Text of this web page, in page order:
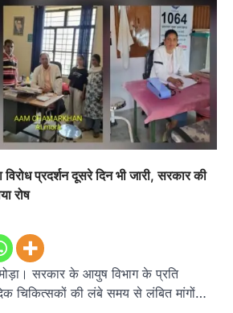
प्रदर्शन दूसरे दिन भी जारी, सरकार की
रोष
सरकार के आयुष विभाग के प्रति
चिकित्सकों की लंबे समय से लंबित मांगों…
तड़ागताल में आयोजित सेवा पखवाड़ा शिविर में 954 लोगों
ने किया प्रतिभाग जिलाधिकारी अंशुल सिंह…
अल्मोड़ा उत्तराखण्ड कुमाऊं ख़बरें धार्मिक
मानिला देवी मंदिर में श्रीमद्भागवत कथा के चतुर्थ
धूमधाम से मनाया गया श्रीकृष्ण जन्मोत्सव,
मंत्री कैलाश पंत ने किया कथा श्रवण
Admin August 6, 2026
श्रीमद्भागवत कथा के चतुर्थ दिवस गुरुवार को…
में शिक्षा-स्वास्थ्य व्यवस्था पर फूटा
का गुस्सा, मंत्री और सरकार का पुतला
Admin August 6, 2026